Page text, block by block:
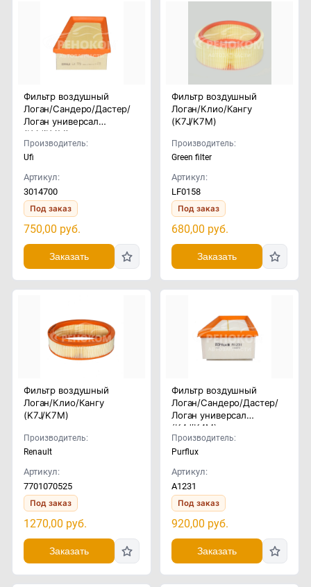
Фильтр воздушный
Логан/Сандеро/Дастер/
Логан универсал
(K4J/K4M)
Производитель:
Ufi
Артикул:
3014700
Под заказ
750,00 руб.
Заказать
Фильтр воздушный
Логан/Клио/Кангу
(K7J/K7M)
Производитель:
Green filter
Артикул:
LF0158
Под заказ
680,00 руб.
Заказать
Фильтр воздушный
Логан/Клио/Кангу
(K7J/K7M)
Производитель:
Renault
Артикул:
7701070525
Под заказ
1270,00 руб.
Заказать
Фильтр воздушный
Логан/Сандеро/Дастер/
Логан универсал
(K4J/K4M)
Производитель:
Purflux
Артикул:
A1231
Под заказ
920,00 руб.
Заказать